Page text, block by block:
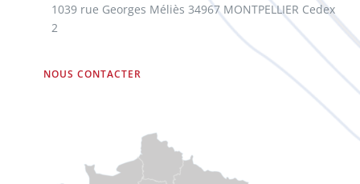
1039 rue Georges Méliès 34967 MONTPELLIER Cedex
2
NOUS CONTACTER